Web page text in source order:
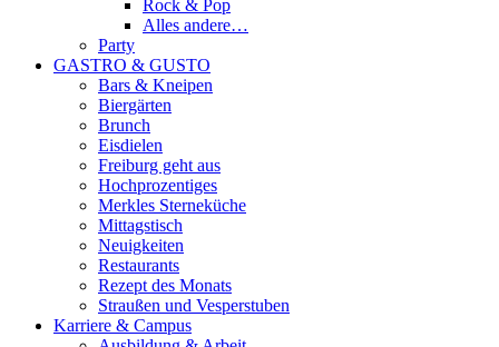
Rock & Pop
Alles andere…
Party
GASTRO & GUSTO
Bars & Kneipen
Biergärten
Brunch
Eisdielen
Freiburg geht aus
Hochprozentiges
Merkles Sterneküche
Mittagstisch
Neuigkeiten
Restaurants
Rezept des Monats
Straußen und Vesperstuben
Karriere & Campus